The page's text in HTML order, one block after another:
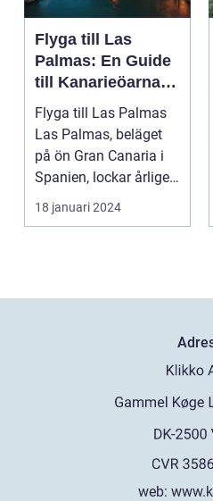
Flyga till Las
Palmas: En Guide
till Kanarieöarnas
Pärla
Flyga till Las Palmas
Las Palmas, beläget
på ön Gran Canaria i
Spanien, lockar årligen
miljontals b...
18 januari 2024
web: